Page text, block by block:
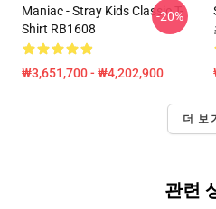
Maniac - Stray Kids Classic T-
Shirt RB1608
₩3,651,700 - ₩4,202,900
-20%
더 보기
관련